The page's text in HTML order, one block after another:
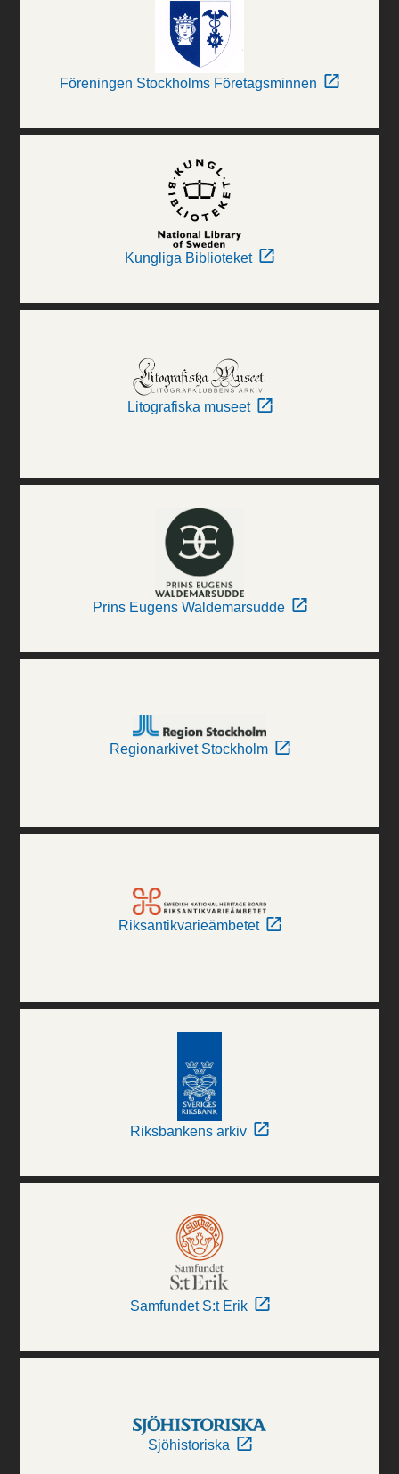
Föreningen Stockholms Företagsminnen
Kungliga Biblioteket
Litografiska museet
Prins Eugens Waldemarsudde
Regionarkivet Stockholm
Riksantikvarieämbetet
Riksbankens arkiv
Samfundet S:t Erik
Sjöhistoriska